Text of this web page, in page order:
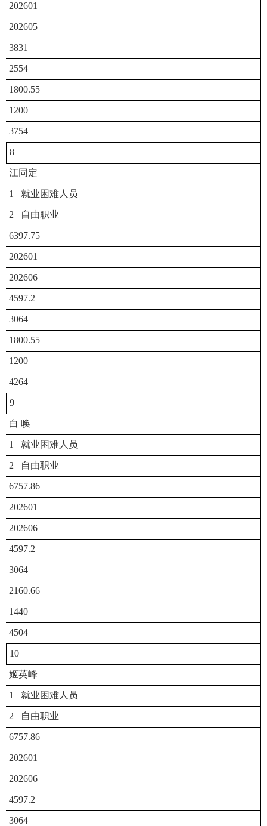
202601
202605
3831
2554
1800.55
1200
3754
8
江同定
1 就业困难人员
2 自由职业
6397.75
202601
202606
4597.2
3064
1800.55
1200
4264
9
白 唤
1 就业困难人员
2 自由职业
6757.86
202601
202606
4597.2
3064
2160.66
1440
4504
10
姬英峰
1 就业困难人员
2 自由职业
6757.86
202601
202606
4597.2
3064